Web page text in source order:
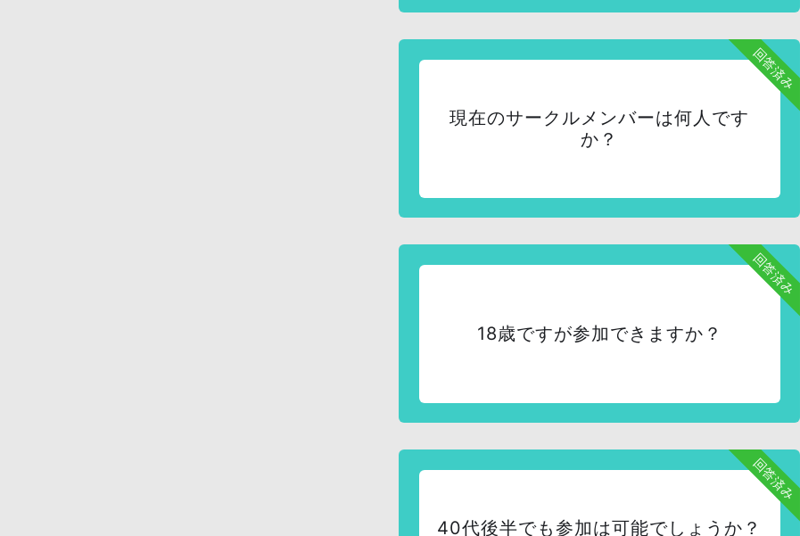
回答済み
現在のサークルメンバーは何人です
か？
回答済み
18歳ですが参加できますか？
回答済み
40代後半でも参加は可能でしょうか？